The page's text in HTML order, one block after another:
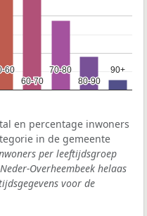
60
60
60-70
60-70
70-80
70-80
80-90
80-90
90+
90+
en percentage inwoners
in de gemeente
per leeftijdsgroep
Overheembeek helaas
voor de